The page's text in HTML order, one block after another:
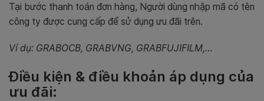
Tại bước thanh toán đơn hàng, Người dùng nhập mã có tên
công ty được cung cấp để sử dụng ưu đãi trên.
Ví dụ: GRABOCB, GRABVNG, GRABFUJIFILM,…
Điều kiện & điều khoản áp dụng của
ưu đãi: